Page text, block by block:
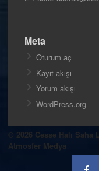
Meta
Oturum aç
Kayıt akışı
Yorum akışı
WordPress.org
© 2026 Cesse Halı Saha
Atmosfer Medya